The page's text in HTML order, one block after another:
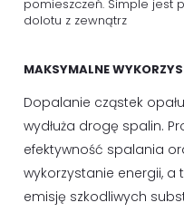
pomieszczeń. Simple jest
dolotu z zewnątrz
MAKSYMALNE
Dopalanie cząstek
wydłuża drogę spalin.
efektywność spalania
wykorzystanie energii,
emisję szkodliwych